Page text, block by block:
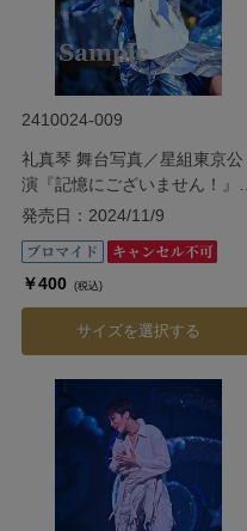
2410024-009
礼真琴 舞台写真／星組東京公
演『記憶にございません！』
『Tiara Azul ―Destino―』
発売日：2024/11/9
￥400 (税込)
サイズを選択する